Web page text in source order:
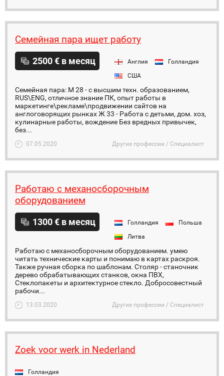
Семейная пара ищет работу
2500 € в месяц Англия
Голландия
США
Семейная пара: М 28 - с высшим техн. образованием,
RUS\ENG, отличное знание ПК, опыт работы в
маркетинге\рекламе\продвижении сайтов на
англоговорящих рынках Ж 33 - Работа с детьми, дом. хоз,
кулинарные работы, вождение Без вредных привычек,
без...
07.05.2020 Другие профессии / Специалист
Работаю с механосборочным
оборудованием
1300 € в месяц Голландия
Польша
Литва
Работаю с механосборочным оборудованием. умею
читать технические карты и понимаю в картах раскроя.
Также ручная сборка по шаблонам. Столяр - станочник
дерево обрабатывающих станков, окна ПВХ,
Стеклопакеты и архитектурное стекло. Добросовестный
рабочи...
13.03.2020 Другие профессии / Специалист
Zoek voor werk in Nederland
Голландия